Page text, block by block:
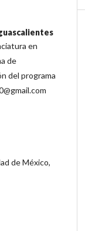
en
de
del programa
de México,